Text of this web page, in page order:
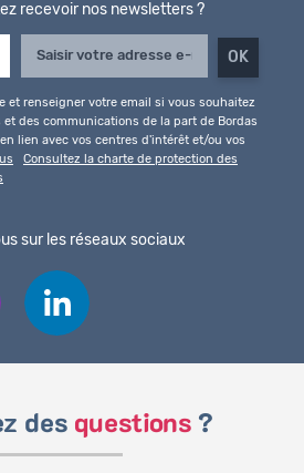
recevoir nos newsletters ?
et renseigner votre email si vous souhaitez
des communications de la part de Bordas
lien avec vos centres d'intérêt et/ou vos
Consultez la charte de protection des
sur les réseaux sociaux
des questions ?